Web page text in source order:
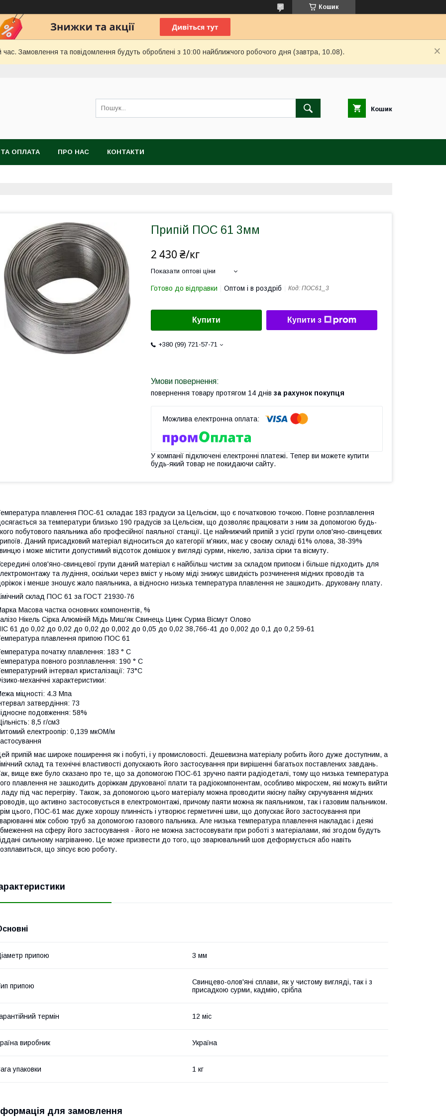
Кошик
час. Замовлення та повідомлення будуть оброблені з 10:00 найближчого робочого дня (завтра, 10.08).
Кошик
ОПЛАТА ПРО НАС КОНТАКТИ
Припій ПОС 61 3мм
2 430 ₴/кг
Показати оптові ціни
Готово до відправки Оптом і в роздріб Код: ПОС61_3
Купити Купити з
+380 (99) 721-57-71
повернення товару протягом 14 днів за рахунок покупця
У компанії підключені електронні платежі. Тепер ви можете купити
будь-який товар не покидаючи сайту.
плавлення ПОС-61 складає 183 градуси за Цельсієм, що є початковою точкою. Повне розплавлення
за температури близько 190 градусів за Цельсієм, що дозволяє працювати з ним за допомогою будь-
побутового паяльника або професійної паяльної станції. Це найнижчий припій з усієї групи олов'яно-свинцевих
Даний присадковий матеріал відноситься до категорії м'яких, має у своєму складі 61% олова, 38-39%
і може містити допустимий відсоток домішок у вигляді сурми, нікелю, заліза сірки та вісмуту.
олов'яно-свинцевої групи даний матеріал є найбільш чистим за складом припоєм і більше підходить для
та лудіння, оскільки через вміст у ньому міді знижує швидкість розчинення мідних проводів та
і менше зношує жало паяльника, а відносно низька температура плавлення не зашкодить. друковану плату.
склад ПОС 61 за ГОСТ 21930-76
Масова частка основних компонентів, %
Нікель Сірка Алюміній Мідь Миш'як Свинець Цинк Сурма Вісмут Олово
61 до 0,02 до 0,02 до 0,02 до 0,002 до 0,05 до 0,02 38,766-41 до 0,002 до 0,1 до 0,2 59-61
плавлення припою ПОС 61
початку плавлення: 183 ° С
повного розплавлення: 190 ° С
інтервал кристалізації: 73°С
механічні характеристики:
міцності: 4.3 Мпа
затвердіння: 73
подовження: 58%
8,5 г/см3
електроопір: 0,139 мкОМ/м
припій має широке поширення як і побуті, і у промисловості. Дешевизна матеріалу робить його дуже доступним, а
склад та технічні властивості допускають його застосування при вирішенні багатьох поставлених завдань.
вище вже було сказано про те, що за допомогою ПОС-61 зручно паяти радіодеталі, тому що низька температура
плавлення не зашкодить доріжкам друкованої плати та радіокомпонентам, особливо мікросхем, які можуть вийти
ладу під час перегріву. Також, за допомогою цього матеріалу можна проводити якісну пайку скручування мідних
що активно застосовується в електромонтажі, причому паяти можна як паяльником, так і газовим пальником.
цього, ПОС-61 має дуже хорошу плинність і утворює герметичні шви, що допускає його застосування при
між собою труб за допомогою газового пальника. Але низька температура плавлення накладає і деякі
на сферу його застосування - його не можна застосовувати при роботі з матеріалами, які згодом будуть
сильному нагріванню. Це може призвести до того, що зварювальний шов деформується або навіть
що зіпсує всю роботу.
припою 3 мм
припою
Свинцево-олов'яні сплави, як у чистому вигляді, так і з
присадкою сурми, кадмію, срібла
термін 12 міс
виробник Україна
упаковки 1 кг
для замовлення